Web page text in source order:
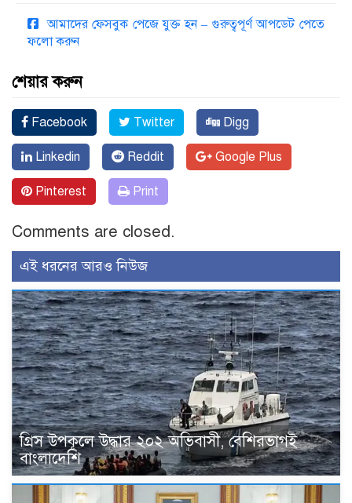
আমাদের ফেসবুক পেজে যুক্ত হন – গুরুত্বপূর্ণ আপডেট পেতে
ফলো করুন
শেয়ার করুন
Facebook Twitter Digg
Linkedin Reddit Google Plus
Pinterest Print
Comments are closed.
এই ধরনের আরও নিউজ
গ্রিস উপকূলে উদ্ধার ২০২ অভিবাসী, বেশিরভাগই
বাংলাদেশি